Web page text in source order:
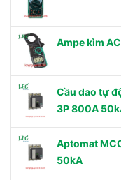
Ampe kìm
Cầu dao tự
3P 800A
Aptomat
50kA